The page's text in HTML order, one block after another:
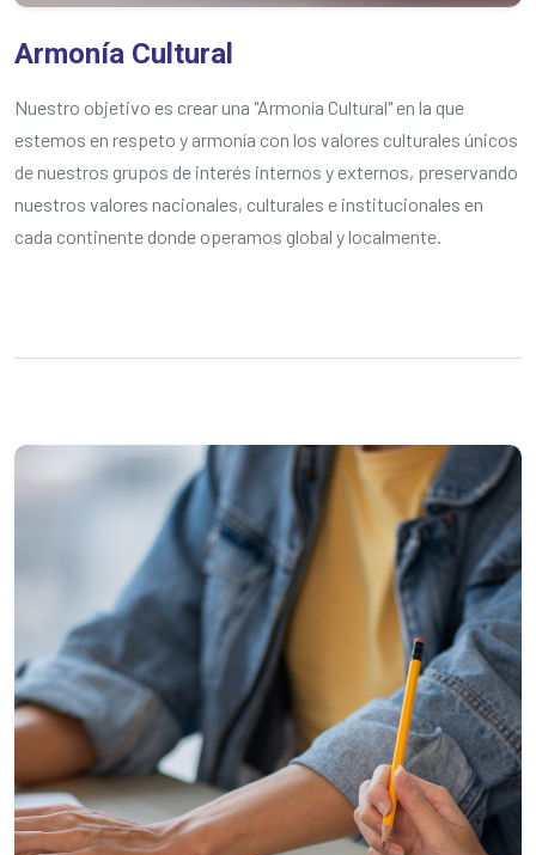
Armonía Cultural
Nuestro objetivo es crear una "Armonía Cultural" en la que
estemos en respeto y armonía con los valores culturales únicos
de nuestros grupos de interés internos y externos, preservando
nuestros valores nacionales, culturales e institucionales en
cada continente donde operamos global y localmente.